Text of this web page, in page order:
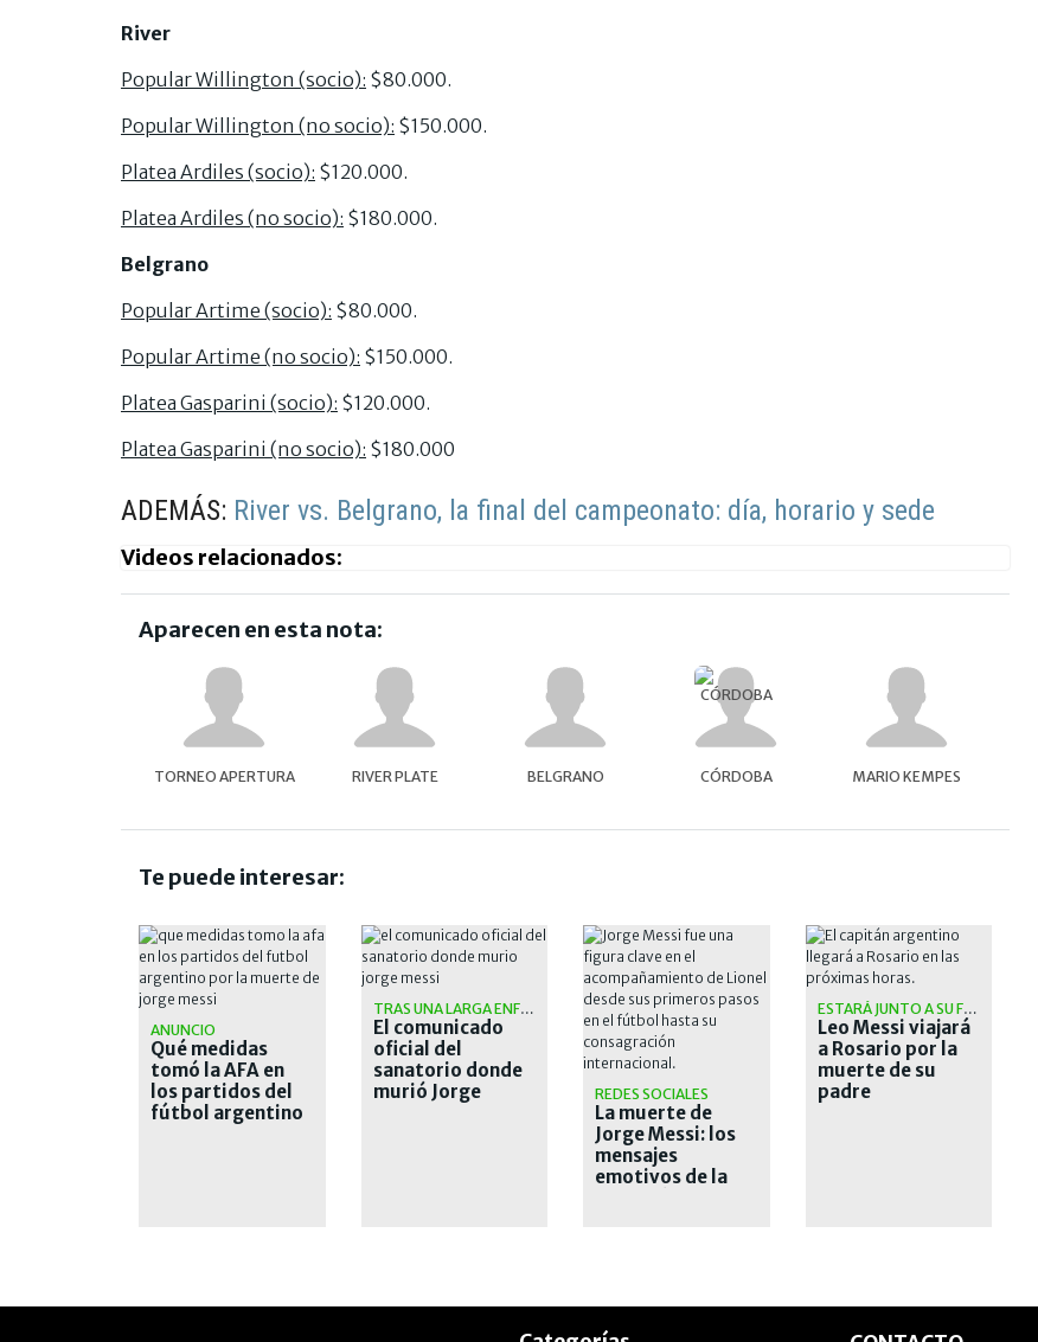
River
Popular Willington (socio): $80.000.
Popular Willington (no socio): $150.000.
Platea Ardiles (socio): $120.000.
Platea Ardiles (no socio): $180.000.
Belgrano
Popular Artime (socio): $80.000.
Popular Artime (no socio): $150.000.
Platea Gasparini (socio): $120.000.
Platea Gasparini (no socio): $180.000
ADEMÁS: River vs. Belgrano, la final del campeonato: día, horario y sede
Videos relacionados:
Aparecen en esta nota:
TORNEO APERTURA RIVER PLATE BELGRANO CÓRDOBA MARIO KEMPES
Te puede interesar:
ANUNCIO
Qué medidas
tomó la AFA en
los partidos del
fútbol argentino
TRAS UNA LARGA ENFERMEDAD
El comunicado
oficial del
sanatorio donde
murió Jorge
REDES SOCIALES
La muerte de
Jorge Messi: los
mensajes
emotivos de la
ESTARÁ JUNTO A SU FAMILIA
Leo Messi viajará
a Rosario por la
muerte de su
padre